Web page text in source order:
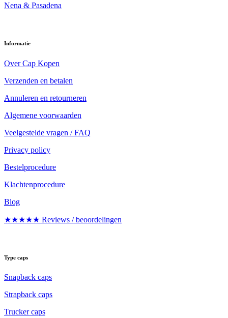
Nena & Pasadena
Informatie
Over Cap Kopen
Verzenden en betalen
Annuleren en retourneren
Algemene voorwaarden
Veelgestelde vragen / FAQ
Privacy policy
Bestelprocedure
Klachtenprocedure
Blog
★★★★★ Reviews / beoordelingen
Type caps
Snapback caps
Strapback caps
Trucker caps